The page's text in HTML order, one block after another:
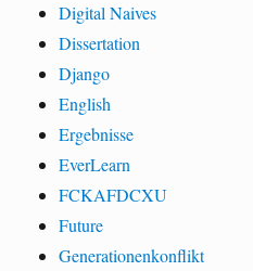
Digital Naives
Dissertation
Django
English
Ergebnisse
EverLearn
FCKAFDCXU
Future
Generationenkonflikt